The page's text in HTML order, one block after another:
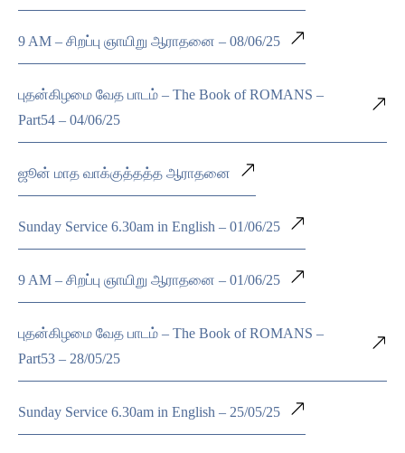
9 AM – சிறப்பு ஞாயிறு ஆராதனை – 08/06/25
புதன்கிழமை வேத பாடம் – The Book of ROMANS –
Part54 – 04/06/25
ஜூன் மாத வாக்குத்தத்த ஆராதனை
Sunday Service 6.30am in English – 01/06/25
9 AM – சிறப்பு ஞாயிறு ஆராதனை – 01/06/25
புதன்கிழமை வேத பாடம் – The Book of ROMANS –
Part53 – 28/05/25
Sunday Service 6.30am in English – 25/05/25